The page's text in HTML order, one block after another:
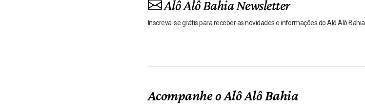
Alô Alô Bahia Newsletter
Inscreva-se grátis para receber as novidades e informações do Alô Alô Bahia
Acompanhe o Alô Alô Bahia